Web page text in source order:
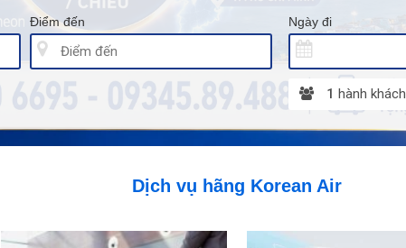
Điểm đến Ngày đi
1 hành khách
Dịch vụ hãng Korean Air